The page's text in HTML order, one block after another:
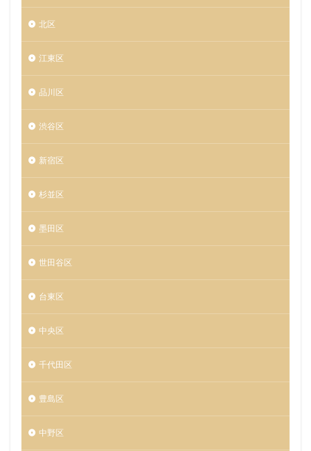
北区
江東区
品川区
渋谷区
新宿区
杉並区
墨田区
世田谷区
台東区
中央区
千代田区
豊島区
中野区